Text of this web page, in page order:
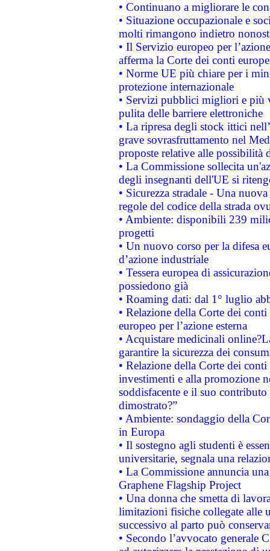
• Continuano a migliorare le
• Situazione occupazionale e
molti rimangono indietro
• Il Servizio europeo per
afferma la Corte dei conti
• Norme UE più chiare per i
protezione internazionale
• Servizi pubblici migliori e più
pulita delle barriere elettroniche
• La ripresa degli stock ittici
grave sovrasfruttamento nel
proposte relative alle possibilità
• La Commissione sollecita
degli insegnanti dell'UE si
• Sicurezza stradale - Una
regole del codice della strada
• Ambiente: disponibili 239
progetti
• Un nuovo corso per la difesa
d’azione industriale
• Tessera europea di
possiedono già
• Roaming dati: dal 1° luglio
• Relazione della Corte dei
europeo per l’azione esterna
• Acquistare medicinali
garantire la sicurezza dei
• Relazione della Corte dei
investimenti e alla promozione
soddisfacente e il suo
dimostrato?”
• Ambiente: sondaggio della
in Europa
• Il sostegno agli studenti è
universitarie, segnala una
• La Commissione annuncia
Graphene Flagship Project
• Una donna che smetta di
limitazioni fisiche collegate alle
successivo al parto può
• Secondo l’avvocato